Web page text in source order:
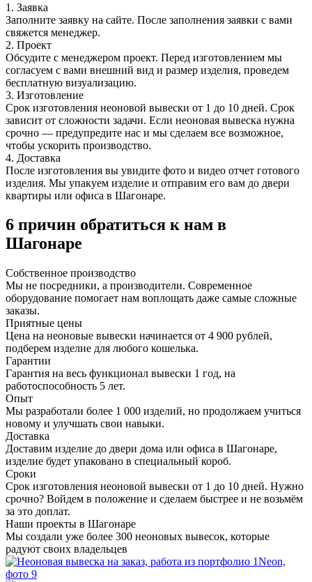
1. Заявка
Заполните заявку на сайте. После заполнения заявки с вами
свяжется менеджер.
2. Проект
Обсудите с менеджером проект. Перед изготовлением мы
согласуем с вами внешний вид и размер изделия, проведем
бесплатную визуализацию.
3. Изготовление
Срок изготовления неоновой вывески от 1 до 10 дней. Срок
зависит от сложности задачи. Если неоновая вывеска нужна
срочно — предупредите нас и мы сделаем все возможное,
чтобы ускорить производство.
4. Доставка
После изготовления вы увидите фото и видео отчет готового
изделия. Мы упакуем изделие и отправим его вам до двери
квартиры или офиса в Шагонаре.
6 причин обратиться к нам в
Шагонаре
Собственное производство
Мы не посредники, а производители. Современное
оборудование помогает нам воплощать даже самые сложные
заказы.
Приятные цены
Цена на неоновые вывески начинается от 4 900 рублей,
подберем изделие для любого кошелька.
Гарантии
Гарантия на весь функционал вывески 1 год, на
работоспособность 5 лет.
Опыт
Мы разработали более 1 000 изделий, но продолжаем учиться
новому и улучшать свои навыки.
Доставка
Доставим изделие до двери дома или офиса в Шагонаре,
изделие будет упаковано в специальный короб.
Сроки
Срок изготовления неоновой вывески от 1 до 10 дней. Нужно
срочно? Войдем в положение и сделаем быстрее и не возьмём
за это доплат.
Наши проекты в Шагонаре
Мы создали уже более 300 неоновых вывесок, которые
радуют своих владельцев